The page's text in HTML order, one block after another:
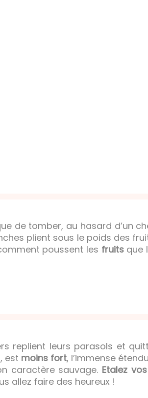
de tomber, au hasard d’un
plient sous le poids des
poussent les fruitsque
replient leurs parasols et
est moins fort, l’immense
caractère sauvage. Etalez
allez faire des heureux !